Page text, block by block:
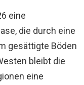
eine
die durch eine
gesättigte Böden
bleibt die
eine